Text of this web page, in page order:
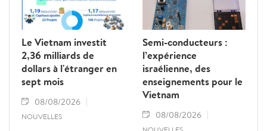
Le Vietnam investit
2,36 milliards de
dollars à l'étranger en
sept mois
08/08/2026
NOUVELLES
Semi-conducteurs :
l’expérience
israélienne, des
enseignements pour le
Vietnam
08/08/2026